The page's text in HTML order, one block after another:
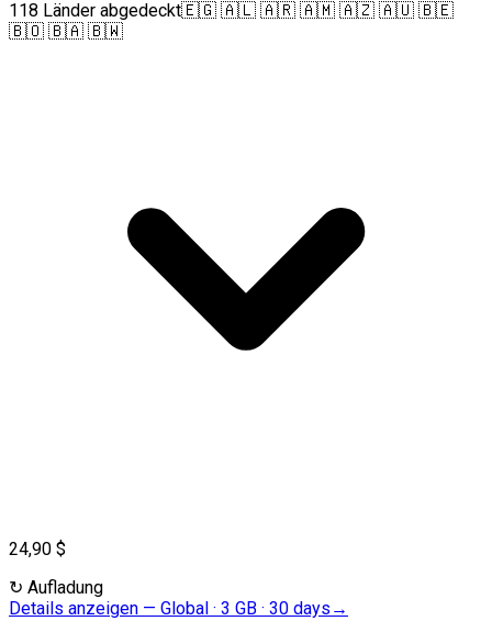
118 Länder abgedeckt🇪🇬 🇦🇱 🇦🇷 🇦🇲 🇦🇿 🇦🇺 🇧🇪
🇧🇴 🇧🇦 🇧🇼
24,90 $
↻ Aufladung
Details anzeigen — Global · 3 GB · 30 days →